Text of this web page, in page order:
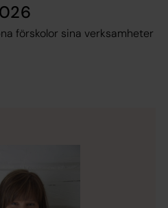
förskolor sina verksamheter